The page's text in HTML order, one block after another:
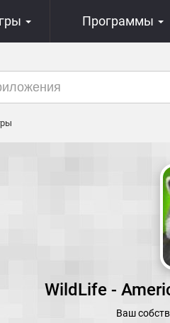
Программы
WildLife -
Ваш